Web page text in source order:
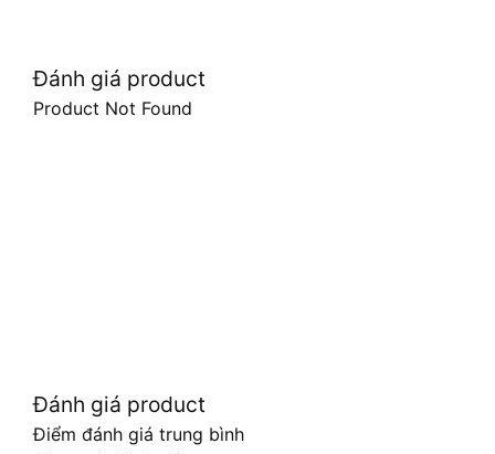
Đánh giá product
Product Not Found
Đánh giá product
Điểm đánh giá trung bình